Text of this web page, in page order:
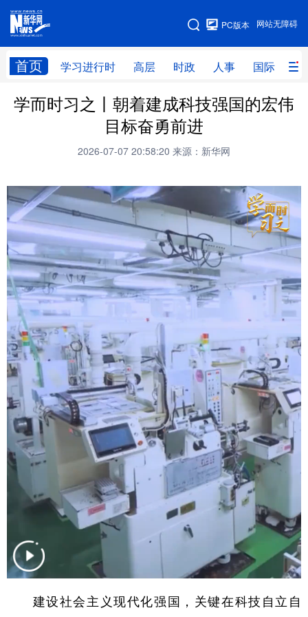
网站无障碍
PC版本
首页 学习进行时 高层 时政 人事 国际 财
网站地图
学习进行时 高层 时政 人事
财经 网评
科技 科创 体育
书画 健康 军事
访谈 视频 图片 政务
法律 中央文件 金融
食品 信息化
学术中国 乡村振兴 溯源中国
城市 旅游 能源 会展
彩票 娱乐 时尚 悦读
公益 一带一路 亚太网 上市公司
文化产业
地方频道
天津 河北 山西
辽宁 江苏
学而时习之丨朝着建成科技强国的宏伟
目标奋勇前进
2026-07-07 20:58:20 来源：新华网
建设社会主义现代化强国，关键在科技自立自